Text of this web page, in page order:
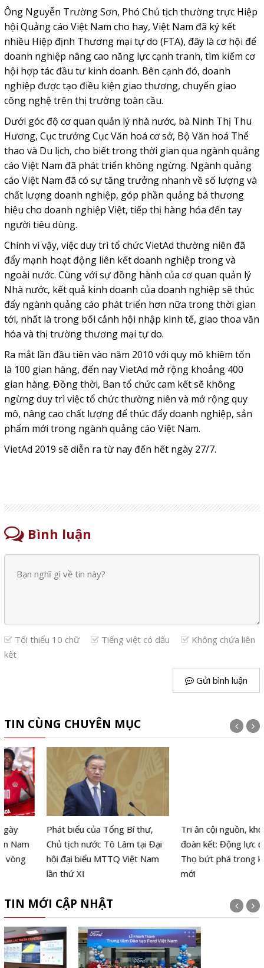
Ông Nguyễn Trường Sơn, Phó Chủ tịch thường trực Hiệp
hội Quảng cáo Việt Nam cho hay, Việt Nam đã ký kết
nhiều Hiệp định Thương mại tự do (FTA), đây là cơ hội để
doanh nghiệp nâng cao năng lực cạnh tranh, tìm kiếm cơ
hội hợp tác đầu tư kinh doanh. Bên cạnh đó, doanh
nghiệp được tạo điều kiện giao thương, chuyển giao
công nghệ trên thị trường toàn cầu.
Dưới góc độ cơ quan quản lý nhà nước, bà Ninh Thị Thu
Hương, Cục trưởng Cục Văn hoá cơ sở, Bộ Văn hoá Thể
thao và Du lịch, cho biết trong thời gian qua ngành quảng
cáo Việt Nam đã phát triển không ngừng. Ngành quảng
cáo Việt Nam đã có sự tăng trưởng nhanh về số lượng và
chất lượng doanh nghiệp, góp phần quảng bá thương
hiệu cho doanh nghiệp Việt, tiếp thị hàng hóa đến tay
người tiêu dùng.
Chính vì vậy, việc duy trì tổ chức VietAd thường niên đã
đẩy mạnh hoạt động liên kết doanh nghiệp trong và
ngoài nước. Cùng với sự đồng hành của cơ quan quản lý
Nhà nước, kết quả kinh doanh của doanh nghiệp sẽ thúc
đẩy ngành quảng cáo phát triển hơn nữa trong thời gian
tới, nhất là trong bối cảnh hội nhập kinh tế, giao thoa văn
hóa và thị trường thương mại tự do.
Ra mắt lần đầu tiên vào năm 2010 với quy mô khiêm tốn
là 100 gian hàng, đến nay VietAd mở rộng khoảng 400
gian hàng. Đồng thời, Ban tổ chức cam kết sẽ không
ngừng duy trì việc tổ chức thường niên và mở rộng quy
mô, nâng cao chất lượng để thúc đẩy doanh nghiệp, sản
phẩm mới trong ngành quảng cáo Việt Nam.
VietAd 2019 sẽ diễn ra từ nay đến hết ngày 27/7.
Bình luận
Tối thiểu 10 chữ Tiếng việt có dấu
Không chứa liên
kết
Gửi bình luận
TIN CÙNG CHUYÊN MỤC
Phát biểu của Tổng Bí thư,
Chủ tịch nước Tô Lâm tại Đại
hội đại biểu MTTQ Việt Nam
Tri ân cội nguồn, khơi dậy đại
đoàn kết: Động lực đưa Phú
Thọ bứt phá trong kỷ nguyên
TIN MỚI CẬP NHẬT